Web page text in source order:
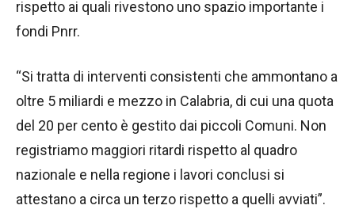
rispetto ai quali rivestono uno spazio importante i
fondi Pnrr.
“Si tratta di interventi consistenti che ammontano a
oltre 5 miliardi e mezzo in Calabria, di cui una quota
del 20 per cento è gestito dai piccoli Comuni. Non
registriamo maggiori ritardi rispetto al quadro
nazionale e nella regione i lavori conclusi si
attestano a circa un terzo rispetto a quelli avviati”.